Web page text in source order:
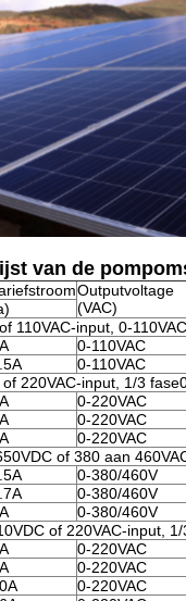
van de
Outputvoltage
(VAC)
110VAC-input, 0-
0-110VAC
0-110VAC
220VAC-input, 1/3
0-220VAC
0-220VAC
0-220VAC
of 380 aan
0-380/460V
0-380/460V
0-380/460V
of 220VAC-input,
0-220VAC
0-220VAC
0-220VAC